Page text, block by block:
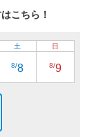
こちら！
土
8/8
日
8/9